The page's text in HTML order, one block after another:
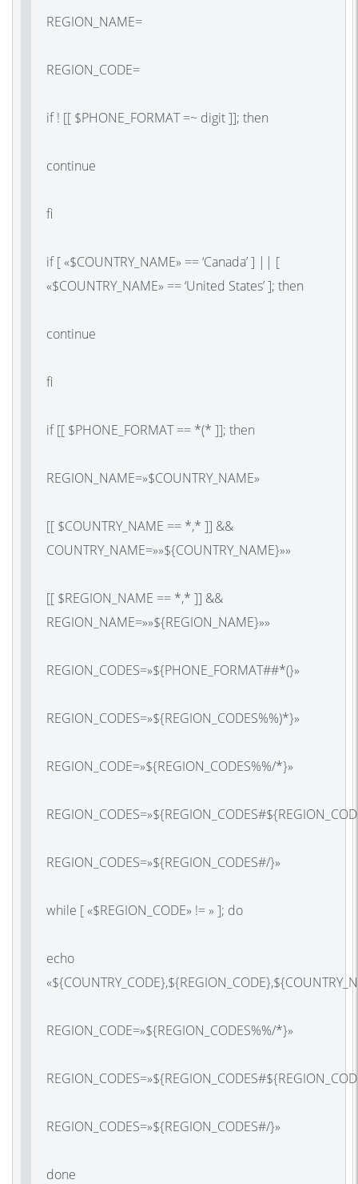
REGION_NAME=
REGION_CODE=
if ! [[ $PHONE_FORMAT =~ digit ]]; then
continue
fi
if [ «$COUNTRY_NAME» == ‘Canada’ ] || [
«$COUNTRY_NAME» == ‘United States’ ]; then
continue
fi
if [[ $PHONE_FORMAT == *(* ]]; then
REGION_NAME=»$COUNTRY_NAME»
[[ $COUNTRY_NAME == *,* ]] &&
COUNTRY_NAME=»»${COUNTRY_NAME}»»
[[ $REGION_NAME == *,* ]] &&
REGION_NAME=»»${REGION_NAME}»»
REGION_CODES=»${PHONE_FORMAT##*(}»
REGION_CODES=»${REGION_CODES%%)*}»
REGION_CODE=»${REGION_CODES%%/*}»
REGION_CODES=»${REGION_CODES#/}»
while [ «$REGION_CODE» != » ]; do
echo
REGION_CODE=»${REGION_CODES%%/*}»
REGION_CODES=»${REGION_CODES#/}»
done